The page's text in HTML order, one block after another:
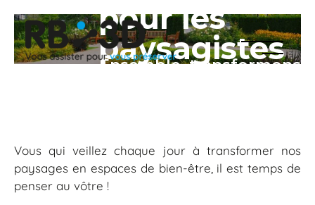
MENU
pour les
paysagistes
Ensemble, transformons
Vous qui veillez chaque jour à transformer nos
paysages en espaces de bien-être, il est temps de
penser au vôtre !